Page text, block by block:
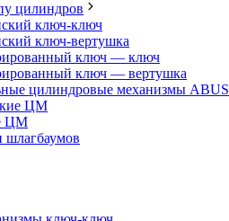
цилиндров
ключ-ключ
ключ-вертушка
ключ — ключ
ключ — вертушка
цилиндровые механизмы ABUS
ЦМ
ЦМ
шлагбаумов